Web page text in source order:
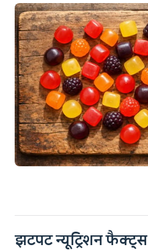
झटपट न्यूट्रिशन फैक्ट्स